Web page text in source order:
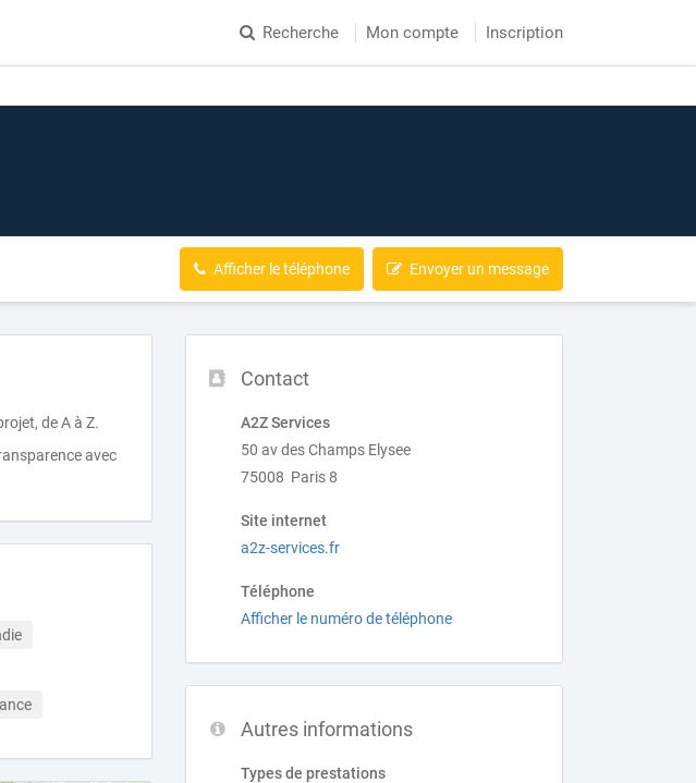
Recherche Mon compte Inscription
Afficher le téléphone Envoyer un message
Contact
A2Z Services
50 av des Champs Elysee
75008 Paris 8
Site internet
a2z-services.fr
Téléphone
Afficher le numéro de téléphone
Autres informations
Types de prestations
de A à Z.
avec